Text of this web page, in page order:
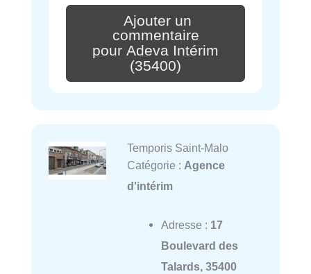
Ajouter un
commentaire
pour Adeva Intérim
(35400)
Temporis Saint-Malo
Catégorie : Agence
d'intérim
Adresse : 17
Boulevard des
Talards, 35400